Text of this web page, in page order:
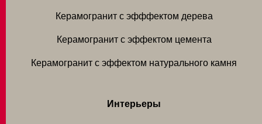
Керамогранит с эфффектом дерева
Керамогранит с эффектом цемента
Керамогранит с эффектом натурального камня
Интерьеры